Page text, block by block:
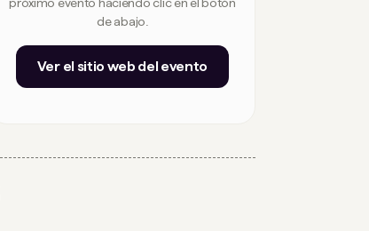
de abajo.
Ver el sitio web del evento